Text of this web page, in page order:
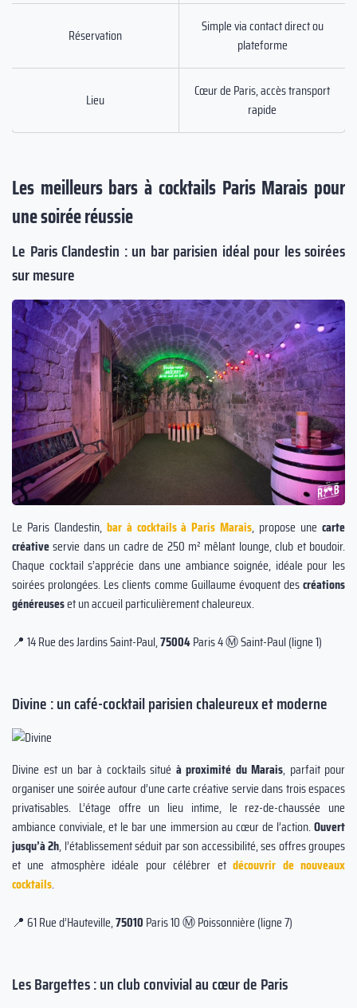
Réservation
Simple via contact direct ou
plateforme
Lieu
Cœur de Paris, accès transport
rapide
Les meilleurs bars à cocktails Paris Marais pour
une soirée réussie
Le Paris Clandestin : un bar parisien idéal pour les soirées
sur mesure
Le Paris Clandestin, bar à cocktails à Paris Marais, propose unecarte
créativeservie dans un cadre de 250 m² mêlant lounge, club et boudoir.
Chaque cocktail s’apprécie dans une ambiance soignée, idéale pour les
soirées prolongées. Les clients comme Guillaume évoquent descréations
généreuseset un accueil particulièrement chaleureux.
📍 14 Rue des Jardins Saint-Paul,75004Paris 4 Ⓜ️ Saint-Paul (ligne 1)
Divine : un café-cocktail parisien chaleureux et moderne
Divine est un bar à cocktails situé à proximité du Marais, parfait pour
organiser une soirée autour d’une carte créative servie dans trois espaces
privatisables. L’étage offre un lieu intime, le rez-de-chaussée une
ambiance conviviale, et le bar une immersion au cœur de l’action.Ouvert
jusqu’à 2h, l’établissement séduit par son accessibilité, ses offres groupes
et une atmosphère idéale pour célébrer etdécouvrir de nouveaux
cocktails.
📍 61 Rue d’Hauteville,75010 Paris 10 Ⓜ️ Poissonnière (ligne 7)
Les Bargettes : un club convivial au cœur de Paris